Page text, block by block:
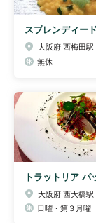
スプレンディード
大阪府 西梅田駅
無休
トラットリア パ
大阪府 西大橋駅
日曜・第３月曜